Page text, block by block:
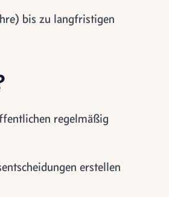
bis zu langfristigen
regelmäßig
erstellen